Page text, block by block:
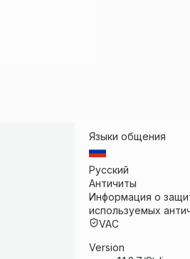
Языки общения
Русский
Античиты
Информация о
используемых
VAC
Version